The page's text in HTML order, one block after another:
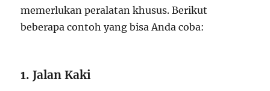
memerlukan peralatan khusus. Berikut
beberapa contoh yang bisa Anda coba:
1. Jalan Kaki